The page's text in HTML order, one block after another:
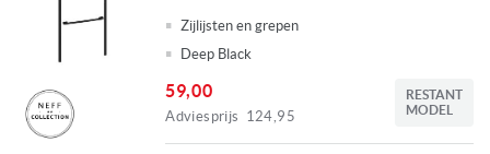
Zijlijsten en grepen
Deep Black
59,00
Adviesprijs 124,95
RESTANT
MODEL